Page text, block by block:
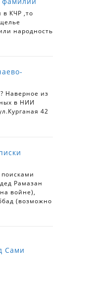
в КЧР ,то
народность
Наверное из
в НИИ
42
поисками
Рамазан
войне),
(возможно
Сами